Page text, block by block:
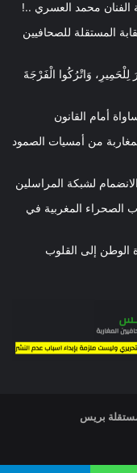
الفنان محمد العسري ..!
المستقلة للصحافيين
لِلْحَمِيرِ، وَاتْرُكُوا الْفَرْجَةَ
أمام القانون
المغاربة من أمسيات الصمود
لشبكة المراسلين
المغربية في
الوطن إلى القلوب